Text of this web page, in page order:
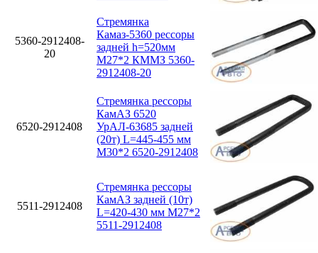
5360-2912408-
20
Стремянка
Камаз-5360 рессоры
задней h=520мм
М27*2 КММЗ 5360-
2912408-20
6520-2912408
Стремянка рессоры
КамАЗ 6520
УрАЛ-63685 задней
(20т) L=445-455 мм
М30*2 6520-2912408
5511-2912408
Стремянка рессоры
КамАЗ задней (10т)
L=420-430 мм М27*2
5511-2912408